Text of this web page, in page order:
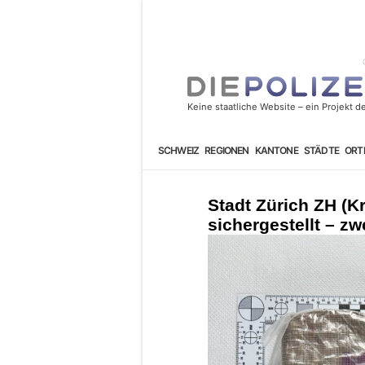
SCHWEIZ REGIONEN KANTONE STÄDTE
Stadt Zürich ZH
sichergestellt –